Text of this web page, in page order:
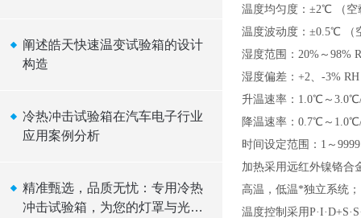
阐述皓天快速温变试验箱的设计
构造
冷热冲击试验箱在汽车电子行业
应用案例分析
精准甄选，品质无忧：专用冷热
冲击试验箱，为您的灯罩与光源
温度均匀度：±2℃ （空
温度波动度：±0.5℃ （
湿度范围：20%～98%
湿度偏差：+2、-3% RH
升温速率：1.0℃～
降温速率：0.7℃～
时间设定范围：1～
加热采用远红外镍铬合
高温，低温*独立系统；
温度控制采用